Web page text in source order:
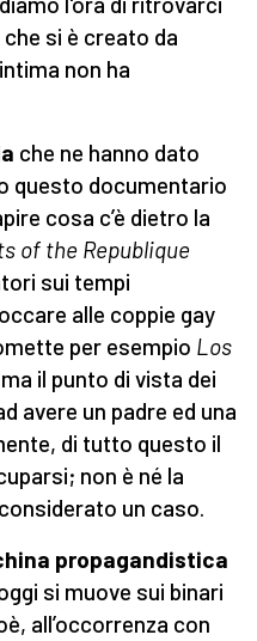
si è creato da
non ha
che ne hanno dato
questo documentario
cosa c’è dietro la
of the Republique
sui tempi
alle coppie gay
per esempio Los
il punto di vista dei
avere un padre ed una
di tutto questo il
non è né la
un caso.
propagandistica
si muove sui binari
all’occorrenza con